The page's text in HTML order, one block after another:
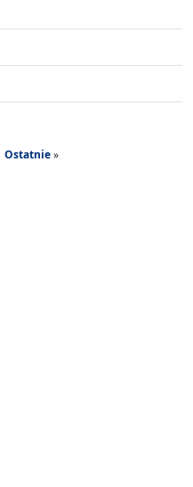
Ostatnie»